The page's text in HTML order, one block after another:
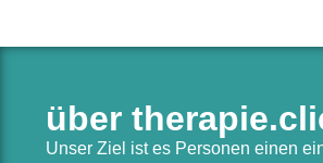
über
Unser Ziel ist es Personen einen